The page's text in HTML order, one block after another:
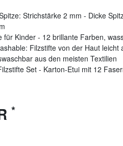
Strichstärke 2 mm - Dicke
für Kinder - 12 brillante Farben,
Filzstifte von der Haut leicht
aus den meisten Textilien
Set - Karton-Etui mit 12
*